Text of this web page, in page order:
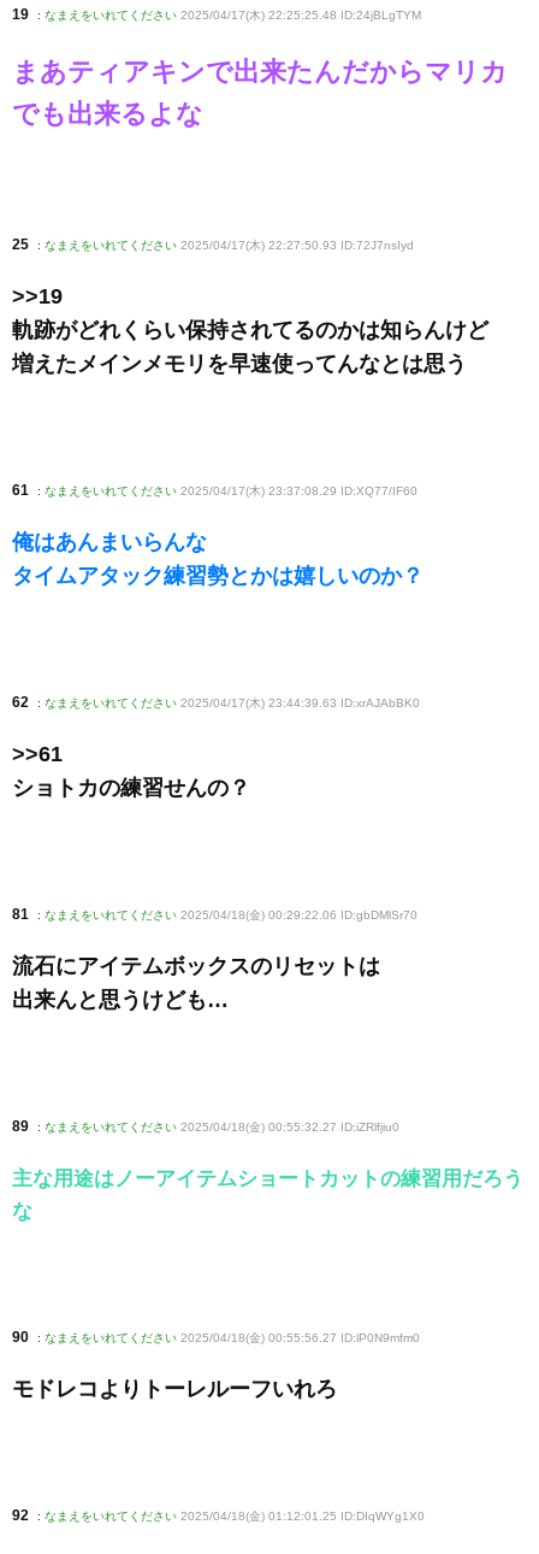
19 : なまえをいれてください 2025/04/17(木) 22:25:25.48 ID:24jBLgTYM
まあティアキンで出来たんだからマリカ
でも出来るよな
25 : なまえをいれてください 2025/04/17(木) 22:27:50.93 ID:72J7nsIyd
>>19
軌跡がどれくらい保持されてるのかは知らんけど
増えたメインメモリを早速使ってんなとは思う
61 : なまえをいれてください 2025/04/17(木) 23:37:08.29 ID:XQ77/IF60
俺はあんまいらんな
タイムアタック練習勢とかは嬉しいのか？
62 : なまえをいれてください 2025/04/17(木) 23:44:39.63 ID:xrAJAbBK0
>>61
ショトカの練習せんの？
81 : なまえをいれてください 2025/04/18(金) 00:29:22.06 ID:gbDMlSr70
流石にアイテムボックスのリセットは
出来んと思うけども…
89 : なまえをいれてください 2025/04/18(金) 00:55:32.27 ID:iZRlfjiu0
主な用途はノーアイテムショートカットの練習用だろう
な
90 : なまえをいれてください 2025/04/18(金) 00:55:56.27 ID:lP0N9mfm0
モドレコよりトーレルーフいれろ
92 : なまえをいれてください 2025/04/18(金) 01:12:01.25 ID:DIqWYg1X0